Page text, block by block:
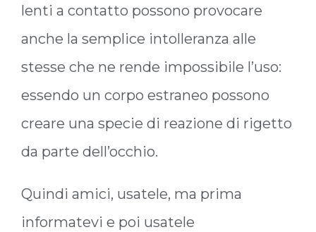
lenti a contatto possono provocare
anche la semplice intolleranza alle
stesse che ne rende impossibile l’uso:
essendo un corpo estraneo possono
creare una specie di reazione di rigetto
da parte dell’occhio.
Quindi amici, usatele, ma prima
informatevi e poi usatele